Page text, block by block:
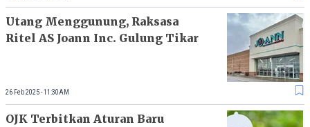
Utang Menggunung, Raksasa
Ritel AS Joann Inc. Gulung Tikar
26 Feb 2025 - 11:30AM
OJK Terbitkan Aturan Baru